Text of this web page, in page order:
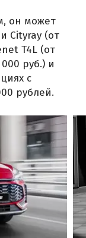
он может
Cityray (от
T4L (от
руб.) и
с
рублей.